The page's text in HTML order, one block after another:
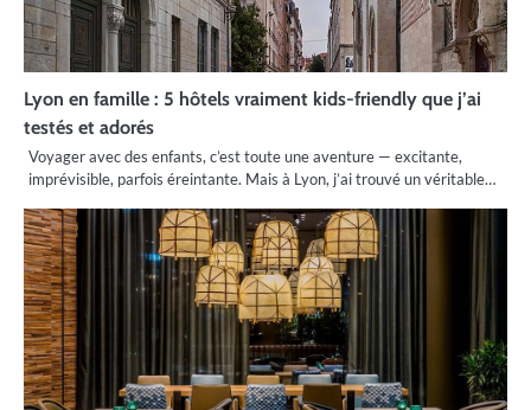
Lyon en famille : 5 hôtels vraiment kids-friendly que j’ai
testés et adorés
Voyager avec des enfants, c’est toute une aventure — excitante,
imprévisible, parfois éreintante. Mais à Lyon, j’ai trouvé un véritable…